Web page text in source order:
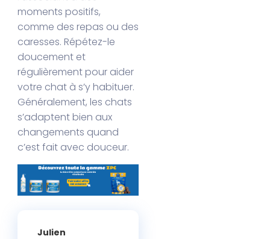
moments positifs,
comme des repas ou des
caresses. Répétez-le
doucement et
régulièrement pour aider
votre chat à s’y habituer.
Généralement, les chats
s’adaptent bien aux
changements quand
c’est fait avec douceur.
Julien